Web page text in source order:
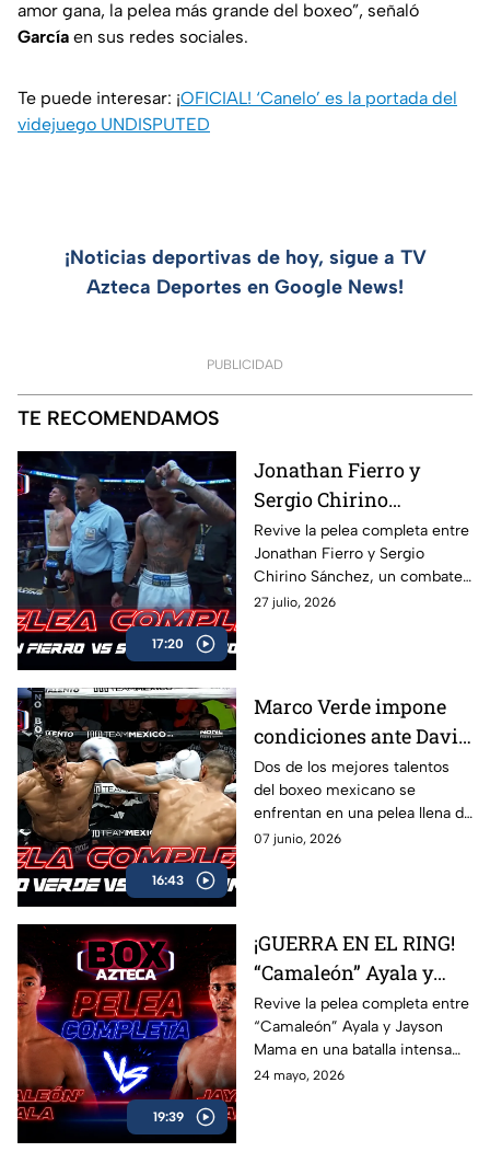
amor gana, la pelea más grande del boxeo”, señaló
García en sus redes sociales.
Te puede interesar: ¡OFICIAL! ‘Canelo’ es la portada del
videjuego UNDISPUTED
¡Noticias deportivas de hoy, sigue a TV
Azteca Deportes en Google News!
PUBLICIDAD
TE RECOMENDAMOS
17:20
Jonathan Fierro y
Sergio Chirino
protagonizan una
guerra sobre el ring
Revive la pelea completa entre
Jonathan Fierro y Sergio
Chirino Sánchez, un combate
lleno de intensidad,
27 julio, 2026
16:43
Marco Verde impone
condiciones ante David
Camacho en una
intensa batalla de Box
Azteca
Dos de los mejores talentos
del boxeo mexicano se
enfrentan en una pelea llena de
acción, potencia y grandes
Box Azteca.
07 junio, 2026
19:39
¡GUERRA EN EL RING!
“Camaleón” Ayala y
Jayson Mama se
dieron con todo
Revive la pelea completa entre
“Camaleón” Ayala y Jayson
Mama en una batalla intensa
llena de golpes, emoción y
24 mayo, 2026